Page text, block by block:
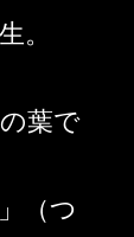
。
葉で
（つ